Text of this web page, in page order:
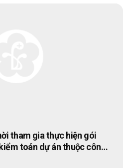
tham gia thực hiện gói
dự án thuộc công